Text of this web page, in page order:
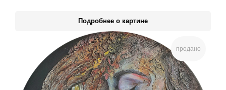
Подробнее о картине
продано